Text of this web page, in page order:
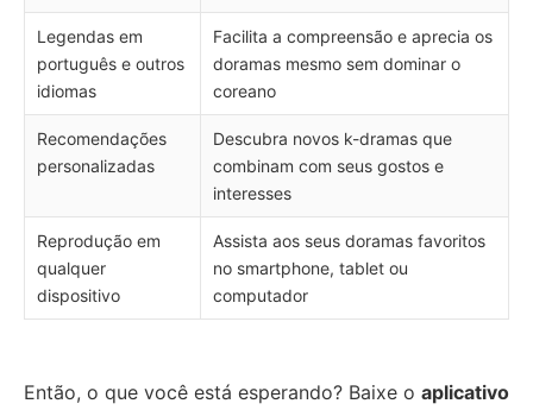
Legendas em
português e outros
idiomas
Facilita a compreensão e aprecia os
doramas mesmo sem dominar o
coreano
Recomendações
personalizadas
Descubra novos k-dramas que
combinam com seus gostos e
interesses
Reprodução em
qualquer
dispositivo
Assista aos seus doramas favoritos
no smartphone, tablet ou
computador
Então, o que você está esperando? Baixe o aplicativo